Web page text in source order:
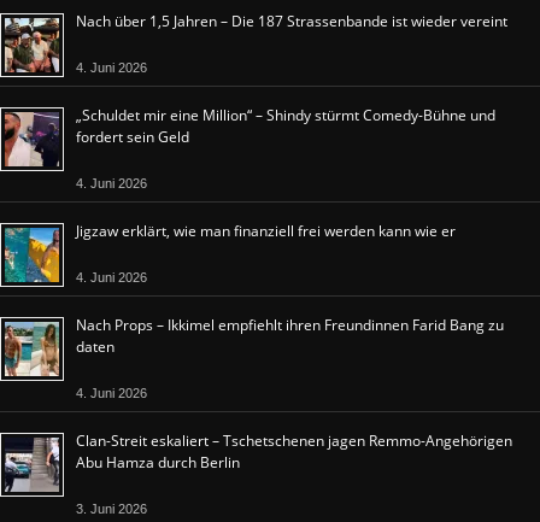
Nach über 1,5 Jahren – Die 187 Strassenbande ist wieder vereint
4. Juni 2026
„Schuldet mir eine Million“ – Shindy stürmt Comedy-Bühne und
fordert sein Geld
4. Juni 2026
Jigzaw erklärt, wie man finanziell frei werden kann wie er
4. Juni 2026
Nach Props – Ikkimel empfiehlt ihren Freundinnen Farid Bang zu
daten
4. Juni 2026
Clan-Streit eskaliert – Tschetschenen jagen Remmo-Angehörigen
Abu Hamza durch Berlin
3. Juni 2026